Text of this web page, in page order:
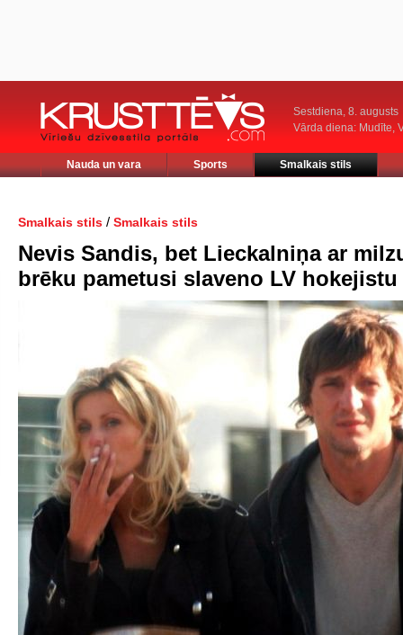
Sestdiena, 8. augusts
Vārda diena: Mudīte,
Nauda un vara Sports Smalkais stils
Smalkais stils / Smalkais stils
Nevis Sandis, bet Lieckalniņa ar
brēku pametusi slaveno LV hokejistu